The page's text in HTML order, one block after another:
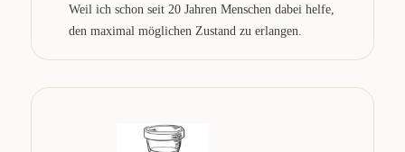
Weil ich schon seit 20 Jahren Menschen dabei helfe,
den maximal möglichen Zustand zu erlangen.